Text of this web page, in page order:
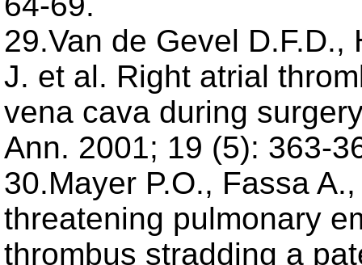
29.Van de Gevel
J. et al. Right atrial
vena cava during
Ann. 2001; 19 (5): 363-
30.Mayer P.O., Fassa
threatening pulmonary
thrombus stradding a